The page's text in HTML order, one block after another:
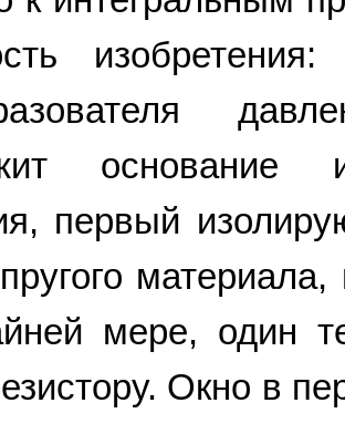
изобретения:
основание
первый
мере, один
Окно в